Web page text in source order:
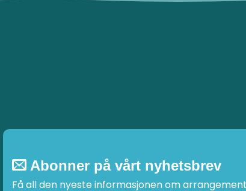
Abonner på vårt nyhetsbrev
Få all den nyeste informasjonen om